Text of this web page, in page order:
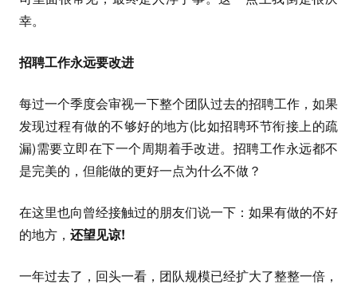
幸。
招聘工作永远要改进
每过一个季度会审视一下整个团队过去的招聘工作，如果
发现过程有做的不够好的地方(比如招聘环节衔接上的疏
漏)需要立即在下一个周期着手改进。招聘工作永远都不
是完美的，但能做的更好一点为什么不做？
在这里也向曾经接触过的朋友们说一下：如果有做的不好
的地方， 还望见谅!
一年过去了，回头一看，团队规模已经扩大了整整一倍，